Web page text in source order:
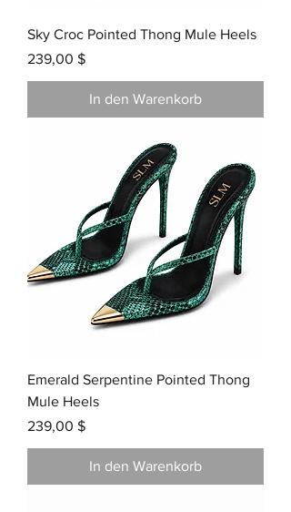
Sky Croc Pointed Thong Mule Heels
Preis
239,00 $
In den Warenkorb
Emerald Serpentine Pointed Thong
Mule Heels
Preis
239,00 $
In den Warenkorb